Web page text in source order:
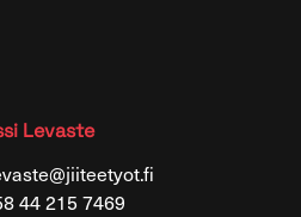
Le­vas­te
44 215 7469